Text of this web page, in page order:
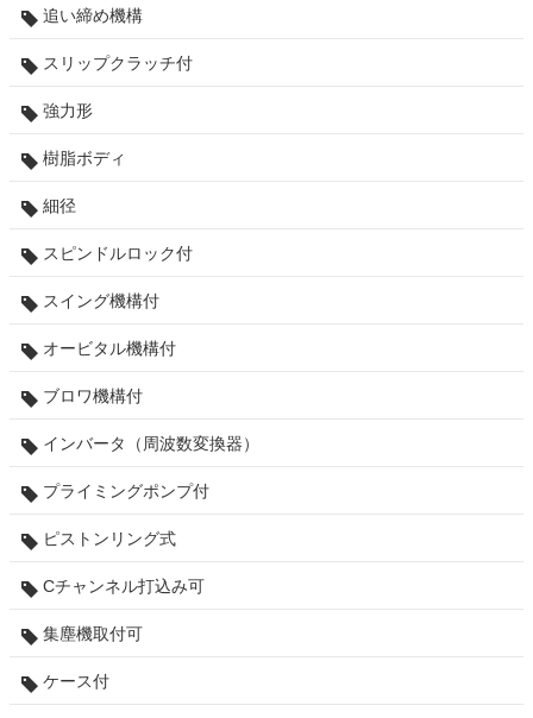
追い締め機構
スリップクラッチ付
強力形
樹脂ボディ
細径
スピンドルロック付
スイング機構付
オービタル機構付
ブロワ機構付
インバータ（周波数変換器）
プライミングポンプ付
ピストンリング式
Cチャンネル打込み可
集塵機取付可
ケース付